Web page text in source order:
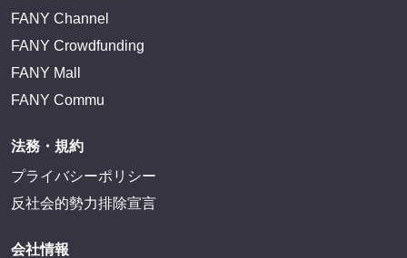
FANY Channel
FANY Crowdfunding
FANY Mall
FANY Commu
法務・規約
プライバシーポリシー
反社会的勢力排除宣言
会社情報